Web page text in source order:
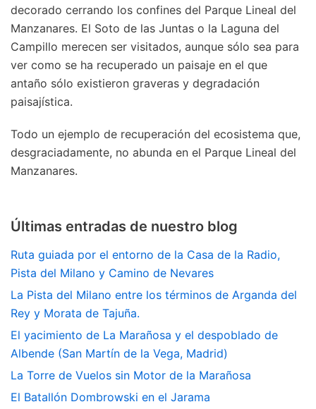
decorado cerrando los confines del Parque Lineal del
Manzanares. El Soto de las Juntas o la Laguna del
Campillo merecen ser visitados, aunque sólo sea para
ver como se ha recuperado un paisaje en el que
antaño sólo existieron graveras y degradación
paisajística.
Todo un ejemplo de recuperación del ecosistema que,
desgraciadamente, no abunda en el Parque Lineal del
Manzanares.
Últimas entradas de nuestro blog
Ruta guiada por el entorno de la Casa de la Radio,
Pista del Milano y Camino de Nevares
La Pista del Milano entre los términos de Arganda del
Rey y Morata de Tajuña.
El yacimiento de La Marañosa y el despoblado de
Albende (San Martín de la Vega, Madrid)
La Torre de Vuelos sin Motor de la Marañosa
El Batallón Dombrowski en el Jarama